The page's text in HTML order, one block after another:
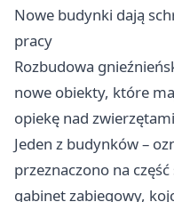
Nowe budynki dają
pracy
Rozbudowa
nowe obiekty, które
opiekę nad
Jeden z budynków –
przeznaczono na
gabinet zabiegowy,